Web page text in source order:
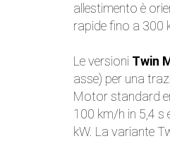
allestimento è
rapide fino a 300
Le versioni Twin
asse) per una
Motor standard
100 km/h in 5,4
kW. La variante